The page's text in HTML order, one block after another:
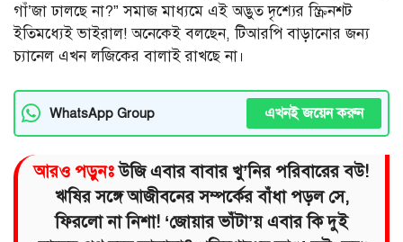
গাঁ’জা ঢালছে না?” সমাজ মাধ্যমে এই অদ্ভুত দৃশ্যের স্ক্রিনশট
ইতিমধ্যেই ভাইরাল! অনেকেই বলছেন, টিআরপি বাড়ানোর জন্য
চ্যানেল এখন লজিকের বালাই রাখছে না।
WhatsApp Group এখনই জয়েন করুন
আরও পড়ুনঃউজি এবার বাবার খু’নির পরিবারের বউ!
ঋষির সঙ্গে আজীবনের সম্পর্কের বাঁধা পড়ল সে,
ফিরলো না নিশা! ‘জোয়ার ভাঁটা’য় এবার কি দুই